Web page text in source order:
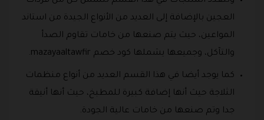
العجين بالإضافة إلى العديد من الأنواع الجيدة من استاند
المواعين، حيث يتم صنعها من خامات تقاوم الصدأ
والتآكل، وجميعها يشملها كود خصم mazayaaltawfir.
كما يوجد أيضا في هذا القسم العديد من أنواع منظمات
الثلاجة حيث أنها إضافة كبيرة للمطبخ، حيث أنها أنيقة
جدا وتم صنعها من خامات عالية الجودة.